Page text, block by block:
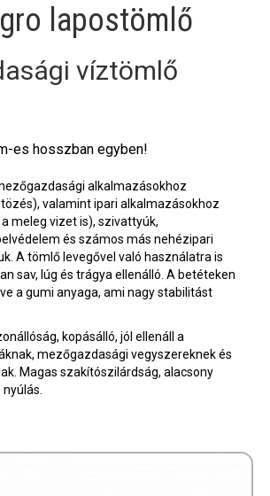
lapostömlő
víztömlő
es hosszban egyben!
alkalmazásokhoz
valamint ipari alkalmazásokhoz
meleg vizet is), szivattyúk,
és számos más nehézipari
A tömlő levegővel való használatra is
sav, lúg és trágya ellenálló. A betéteken
a gumi anyaga, ami nagy stabilitást
kopásálló, jól ellenáll a
mezőgazdasági vegyszereknek és
Magas szakítószilárdság, alacsony